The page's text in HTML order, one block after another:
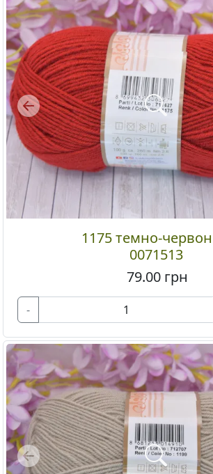
Previous
1175 темно-
0071513
79.00 грн
-
Previous